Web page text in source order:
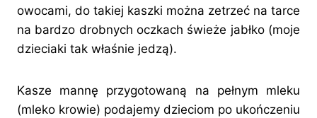
owocami, do takiej kaszki można zetrzeć na tarce
na bardzo drobnych oczkach świeże jabłko (moje
dzieciaki tak właśnie jedzą).
Kasze mannę przygotowaną na pełnym mleku
(mleko krowie) podajemy dzieciom po ukończeniu